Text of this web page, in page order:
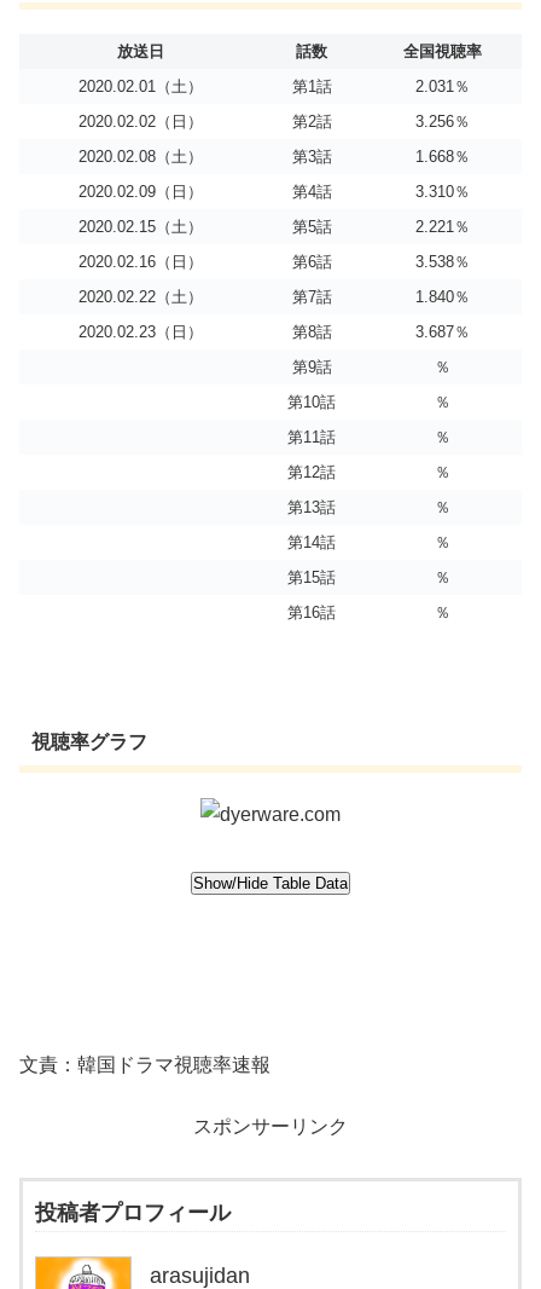
放送日 話数
全国視聴率
2020.02.01（土）
第1話
2.031％
2020.02.02（日）
第2話
3.256％
2020.02.08（土）
第3話
1.668％
2020.02.09（日）
第4話
3.310％
2020.02.15（土）
第5話
2.221％
2020.02.16（日）
第6話
3.538％
2020.02.22（土）
第7話
1.840％
2020.02.23（日）
第8話
3.687％
第9話
％
第10話
％
第11話
％
第12話
％
第13話
％
第14話
％
第15話
％
第16話
％
視聴率グラフ
文責：韓国ドラマ視聴率速報
スポンサーリンク
投稿者プロフィール
arasujidan